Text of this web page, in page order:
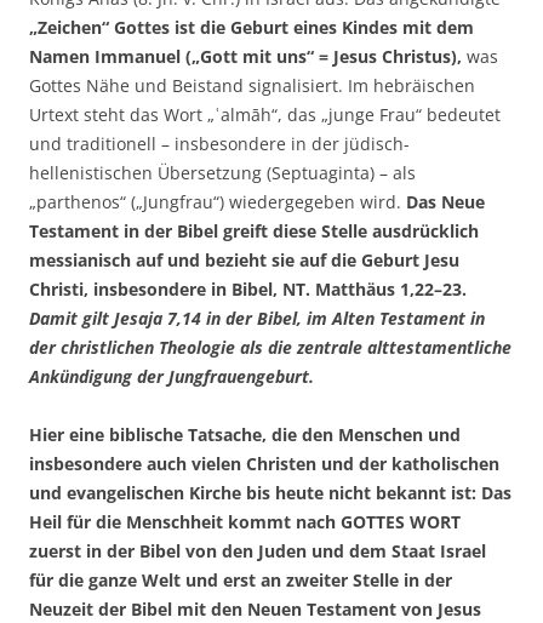
„Zeichen“ Gottes ist die Geburt eines Kindes mit dem
Namen Immanuel („Gott mit uns“ = Jesus Christus), was
Gottes Nähe und Beistand signalisiert. Im hebräischen
Urtext steht das Wort „ʿalmāh“, das „junge Frau“ bedeutet
und traditionell – insbesondere in der jüdisch-
hellenistischen Übersetzung (Septuaginta) – als
„parthenos“ („Jungfrau“) wiedergegeben wird. Das Neue
Testament in der Bibel greift diese Stelle ausdrücklich
messianisch auf und bezieht sie auf die Geburt Jesu
Christi, insbesondere in Bibel, NT. Matthäus 1,22–23.
Damit gilt Jesaja 7,14 in der Bibel, im Alten Testament in
der christlichen Theologie als die zentrale alttestamentliche
Ankündigung der Jungfrauengeburt.
Hier eine biblische Tatsache, die den Menschen und
insbesondere auch vielen Christen und der katholischen
und evangelischen Kirche bis heute nicht bekannt ist: Das
Heil für die Menschheit kommt nach GOTTES WORT
zuerst in der Bibel von den Juden und dem Staat Israel
für die ganze Welt und erst an zweiter Stelle in der
Neuzeit der Bibel mit den Neuen Testament von Jesus